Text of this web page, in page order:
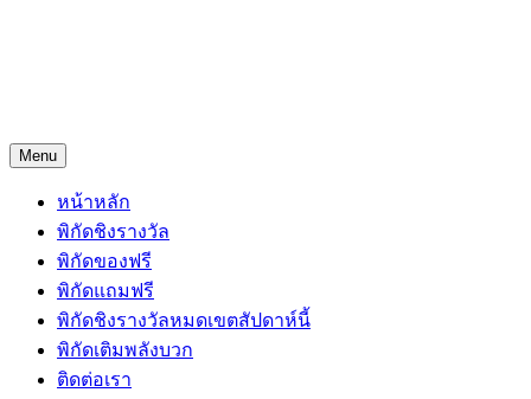
Menu
หน้าหลัก
พิกัดชิงรางวัล
พิกัดของฟรี
พิกัดแถมฟรี
พิกัดชิงรางวัลหมดเขตสัปดาห์นี้
พิกัดเติมพลังบวก
ติดต่อเรา